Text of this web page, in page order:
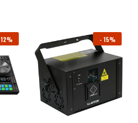
12% - 15%